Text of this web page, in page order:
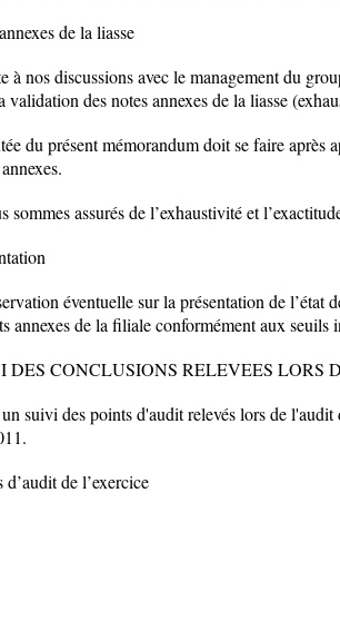
de la liasse
à nos discussions avec le management du
validation des notes annexes de la liasse
du présent mémorandum doit se faire après
sommes assurés de l’exhaustivité et
éventuelle sur la présentation de l’état
annexes de la filiale conformément aux seuils
DES CONCLUSIONS RELEVEES LORS
suivi des points d'audit relevés lors de
de l’exercice